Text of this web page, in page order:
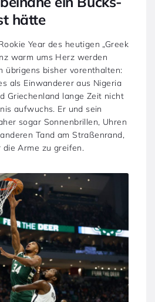
hätte
Year des heutigen „Greek
warm ums Herz werden
übrigens bisher vorenthalten:
als Einwanderer aus Nigeria
Griechenland lange Zeit nicht
aufwuchs. Er und sein
sogar Sonnenbrillen, Uhren
Tand am Straßenrand,
die Arme zu greifen.